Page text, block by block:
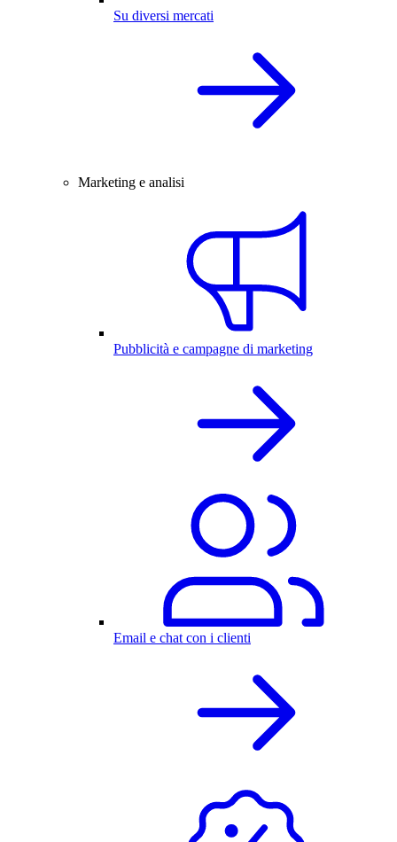
Su diversi mercati
Marketing e analisi
Pubblicità e campagne di marketing
Email e chat con i clienti